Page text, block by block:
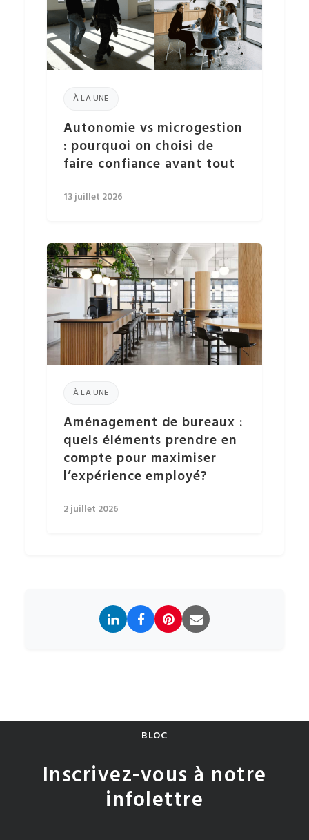
À LA UNE
Autonomie vs microgestion
: pourquoi on choisi de
faire confiance avant tout
13 juillet 2026
À LA UNE
Aménagement de bureaux :
quels éléments prendre en
compte pour maximiser
l’expérience employé?
2 juillet 2026
BLOC
Inscrivez-vous à notre
infolettre